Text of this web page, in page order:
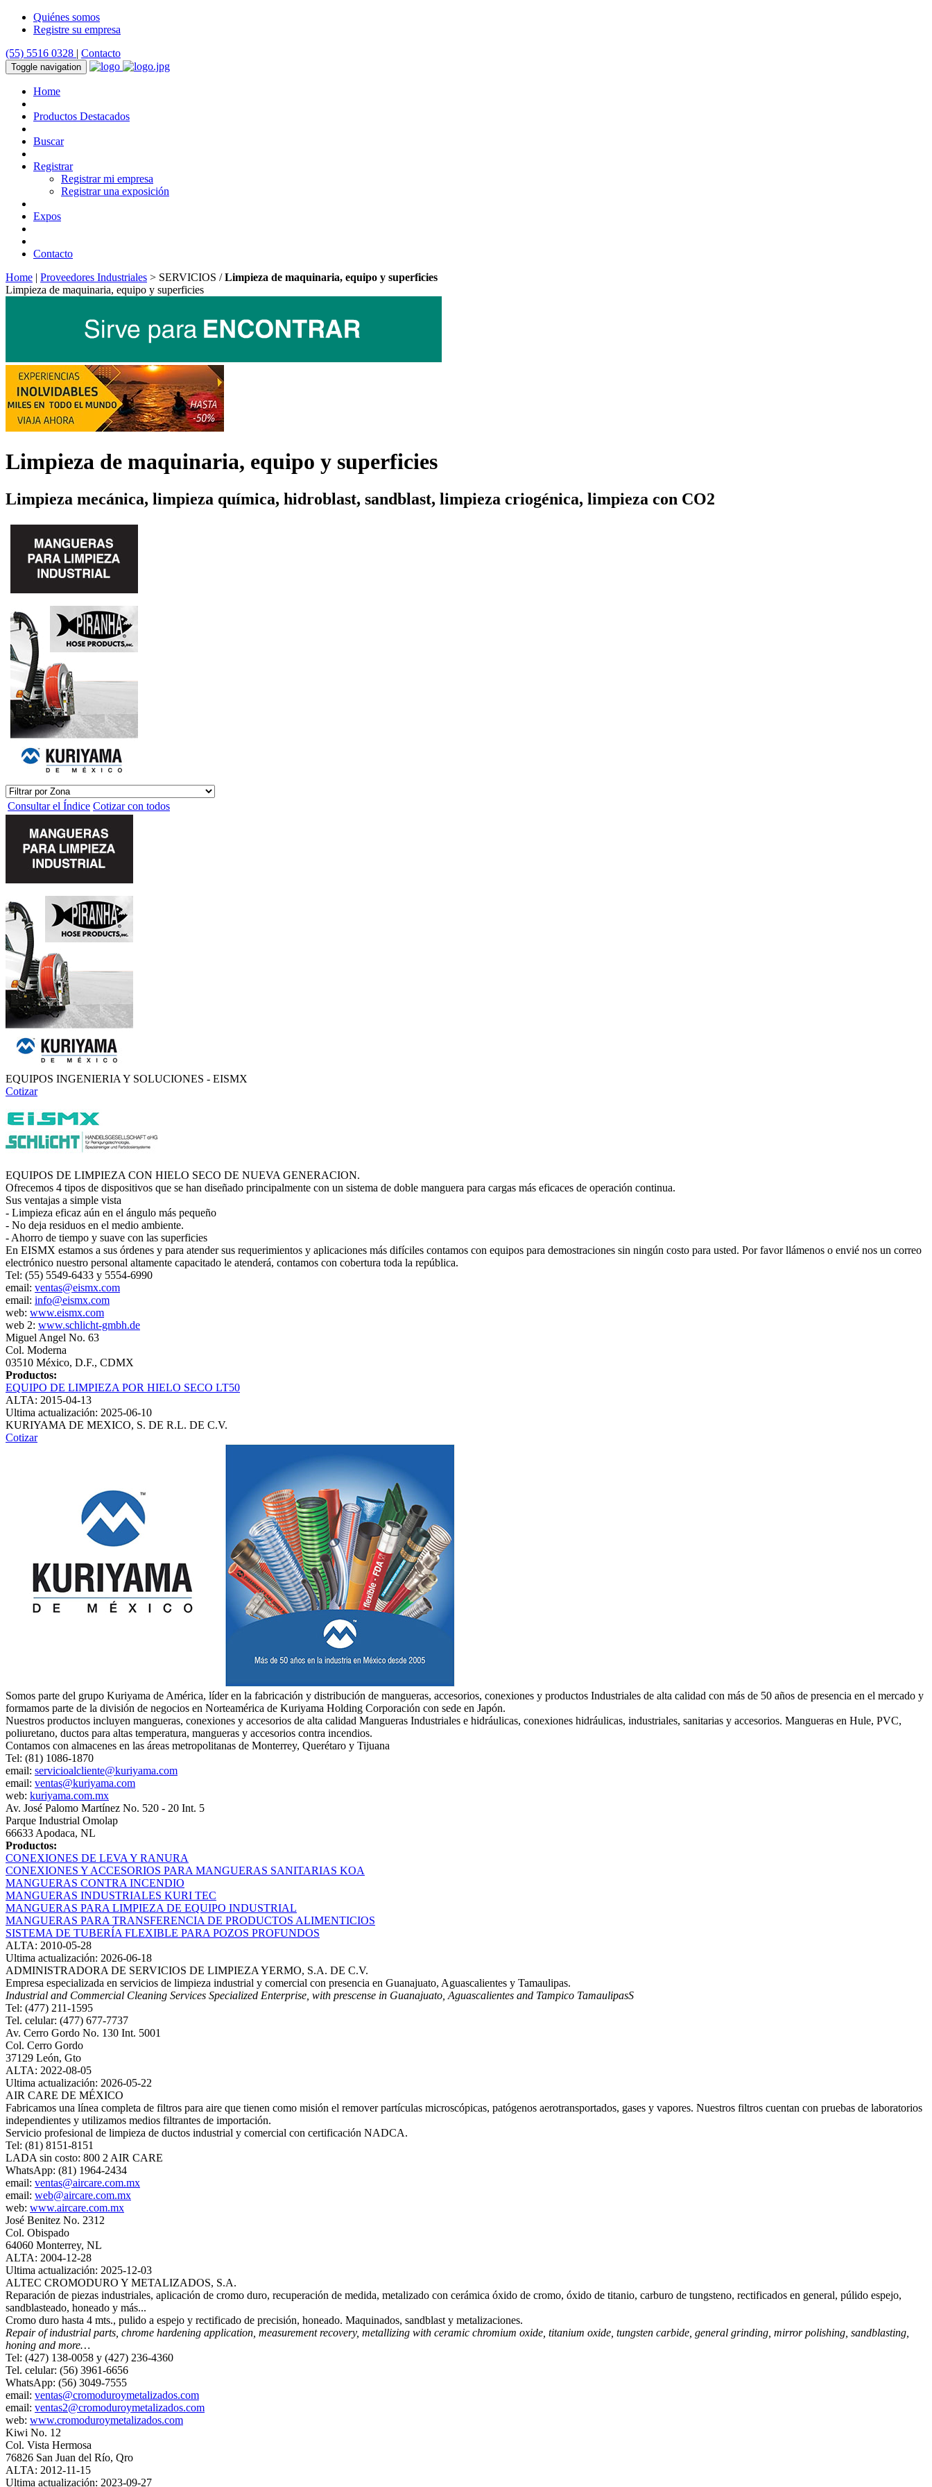
Quiénes somos
Registre su empresa
(55) 5516 0328 | Contacto
Toggle navigation
Home
Productos Destacados
Buscar
Registrar
Registrar mi empresa
Registrar una exposición
Expos
Contacto
Home | Proveedores Industriales > SERVICIOS /Limpieza de maquinaria, equipo y superficies
Limpieza de maquinaria, equipo y superficies
Limpieza de maquinaria, equipo y superficies
Limpieza mecánica, limpieza química, hidroblast, sandblast, limpieza criogénica, limpieza con CO2
Consultar el Índice Cotizar con todos
EQUIPOS INGENIERIA Y SOLUCIONES - EISMX
Cotizar
EQUIPOS DE LIMPIEZA CON HIELO SECO DE NUEVA GENERACION.
Ofrecemos 4 tipos de dispositivos que se han diseñado principalmente con un sistema de doble manguera para cargas más eficaces de operación continua.
Sus ventajas a simple vista
- Limpieza eficaz aún en el ángulo más pequeño
- No deja residuos en el medio ambiente.
- Ahorro de tiempo y suave con las superficies
En EISMX estamos a sus órdenes y para atender sus requerimientos y aplicaciones más difíciles contamos con equipos para demostraciones sin ningún costo para usted. Por favor llámenos o envié nos un correo
electrónico nuestro personal altamente capacitado le atenderá, contamos con cobertura toda la república.
Tel: (55) 5549-6433 y 5554-6990
email: ventas@eismx.com
email: info@eismx.com
web: www.eismx.com
web 2: www.schlicht-gmbh.de
Miguel Angel No. 63
Col. Moderna
03510 México, D.F., CDMX
Productos:
EQUIPO DE LIMPIEZA POR HIELO SECO LT50
ALTA: 2015-04-13
Ultima actualización: 2025-06-10
KURIYAMA DE MEXICO, S. DE R.L. DE C.V.
Cotizar
Somos parte del grupo Kuriyama de América, líder en la fabricación y distribución de mangueras, accesorios, conexiones y productos Industriales de alta calidad con más de 50 años de presencia en el mercado y
formamos parte de la división de negocios en Norteamérica de Kuriyama Holding Corporación con sede en Japón.
Nuestros productos incluyen mangueras, conexiones y accesorios de alta calidad Mangueras Industriales e hidráulicas, conexiones hidráulicas, industriales, sanitarias y accesorios. Mangueras en Hule, PVC,
poliuretano, ductos para altas temperatura, mangueras y accesorios contra incendios.
Contamos con almacenes en las áreas metropolitanas de Monterrey, Querétaro y Tijuana
Tel: (81) 1086-1870
email: servicioalcliente@kuriyama.com
email: ventas@kuriyama.com
web: kuriyama.com.mx
Av. José Palomo Martínez No. 520 - 20 Int. 5
Parque Industrial Omolap
66633 Apodaca, NL
Productos:
CONEXIONES DE LEVA Y RANURA
CONEXIONES Y ACCESORIOS PARA MANGUERAS SANITARIAS KOA
MANGUERAS CONTRA INCENDIO
MANGUERAS INDUSTRIALES KURI TEC
MANGUERAS PARA LIMPIEZA DE EQUIPO INDUSTRIAL
MANGUERAS PARA TRANSFERENCIA DE PRODUCTOS ALIMENTICIOS
SISTEMA DE TUBERÍA FLEXIBLE PARA POZOS PROFUNDOS
ALTA: 2010-05-28
Ultima actualización: 2026-06-18
ADMINISTRADORA DE SERVICIOS DE LIMPIEZA YERMO, S.A. DE C.V.
Empresa especializada en servicios de limpieza industrial y comercial con presencia en Guanajuato, Aguascalientes y Tamaulipas.
Industrial and Commercial Cleaning Services Specialized Enterprise, with prescense in Guanajuato, Aguascalientes and Tampico TamaulipasS
Tel: (477) 211-1595
Tel. celular: (477) 677-7737
Av. Cerro Gordo No. 130 Int. 5001
Col. Cerro Gordo
37129 León, Gto
ALTA: 2022-08-05
Ultima actualización: 2026-05-22
AIR CARE DE MÉXICO
Fabricamos una línea completa de filtros para aire que tienen como misión el remover partículas microscópicas, patógenos aerotransportados, gases y vapores. Nuestros filtros cuentan con pruebas de laboratorios
independientes y utilizamos medios filtrantes de importación.
Servicio profesional de limpieza de ductos industrial y comercial con certificación NADCA.
Tel: (81) 8151-8151
LADA sin costo: 800 2 AIR CARE
WhatsApp: (81) 1964-2434
email: ventas@aircare.com.mx
email: web@aircare.com.mx
web: www.aircare.com.mx
José Benitez No. 2312
Col. Obispado
64060 Monterrey, NL
ALTA: 2004-12-28
Ultima actualización: 2025-12-03
ALTEC CROMODURO Y METALIZADOS, S.A.
Reparación de piezas industriales, aplicación de cromo duro, recuperación de medida, metalizado con cerámica óxido de cromo, óxido de titanio, carburo de tungsteno, rectificados en general, púlido espejo,
sandblasteado, honeado y más...
Cromo duro hasta 4 mts., pulido a espejo y rectificado de precisión, honeado. Maquinados, sandblast y metalizaciones.
Repair of industrial parts, chrome hardening application, measurement recovery, metallizing with ceramic chromium oxide, titanium oxide, tungsten carbide, general grinding, mirror polishing, sandblasting,
honing and more…
Tel: (427) 138-0058 y (427) 236-4360
Tel. celular: (56) 3961-6656
WhatsApp: (56) 3049-7555
email: ventas@cromoduroymetalizados.com
email: ventas2@cromoduroymetalizados.com
web: www.cromoduroymetalizados.com
Kiwi No. 12
Col. Vista Hermosa
76826 San Juan del Río, Qro
ALTA: 2012-11-15
Ultima actualización: 2023-09-27